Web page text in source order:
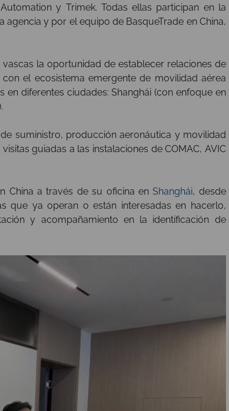
y Trimek. Todas ellas participan en la
y por el equipo de BasqueTrade en China,
la oportunidad de establecer relaciones de
el ecosistema emergente de movilidad aérea
en diferentes ciudades: Shanghái (con enfoque en
suministro, producción aeronáutica y movilidad
guiadas a las instalaciones de COMAC, AVIC
China a través de su oficina enShanghái, desde
que ya operan o están interesadas en hacerlo,
y acompañamiento en la identificación de